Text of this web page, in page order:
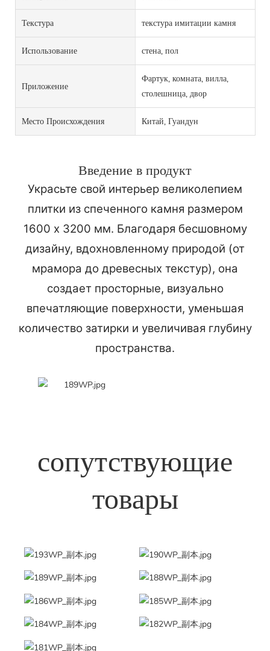
Текстура текстура имитации камня
Использование стена, пол
Приложение
Фартук, комната, вилла,
столешница, двор
Место Происхождения Китай, Гуандун
Введение в продукт
Украсьте свой интерьер великолепием
плитки из спеченного камня размером
1600 x 3200 мм. Благодаря бесшовному
дизайну, вдохновленному природой (от
мрамора до древесных текстур), она
создает просторные, визуально
впечатляющие поверхности, уменьшая
количество затирки и увеличивая глубину
пространства.
сопутствующие
товары